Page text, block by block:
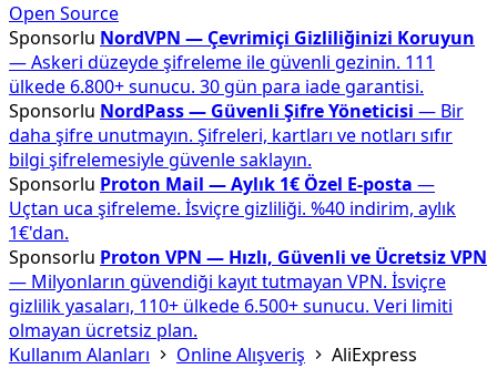
Open Source
Sponsorlu NordVPN — Çevrimiçi Gizliliğinizi Koruyun
— Askeri düzeyde şifreleme ile güvenli gezinin. 111
ülkede 6.800+ sunucu. 30 gün para iade garantisi.
Sponsorlu NordPass — Güvenli Şifre Yöneticisi — Bir
daha şifre unutmayın. Şifreleri, kartları ve notları sıfır
bilgi şifrelemesiyle güvenle saklayın.
Sponsorlu Proton Mail — Aylık 1€ Özel E-posta —
Uçtan uca şifreleme. İsviçre gizliliği. %40 indirim, aylık
1€'dan.
Sponsorlu Proton VPN — Hızlı, Güvenli ve Ücretsiz VPN
— Milyonların güvendiği kayıt tutmayan VPN. İsviçre
gizlilik yasaları, 110+ ülkede 6.500+ sunucu. Veri limiti
olmayan ücretsiz plan.
Kullanım Alanları
Online Alışveriş AliExpress